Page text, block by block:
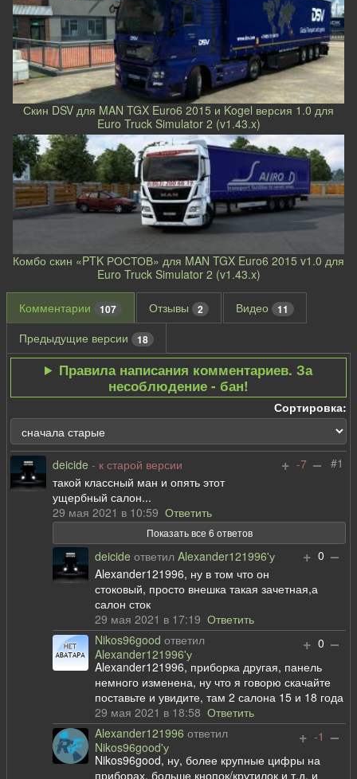
Скин DSV для MAN TGX Euro6 2015 и Kogel версия 1.0 для
Euro Truck Simulator 2 (v1.43.x)
Комбо скин «PTK РОСТОВ» для MAN TGX Euro6 2015 v1.0 для
Euro Truck Simulator 2 (v1.43.x)
Комментарии 107 Отзывы 2 Видео 11
Предыдущие версии 18
Правила написания комментариев. За
несоблюдение - бан!
Сортировка:
#1
+ -7 –
deicide - к старой версии
такой классный ман и опять этот
ущербный салон...
29 мая 2021 в 10:59Ответить
Показать все 6 ответов
+ 0 –
deicide ответилAlexander121996'у
Alexander121996, ну в том что он
стоковый, просто внешка такая зачетная,а
салон сток
29 мая 2021 в 17:19Ответить
+ 0 –
Nikos96good ответил
Alexander121996'у
Alexander121996, приборка другая, панель
немного изменена, ну что я говорю скачайте
поставьте и увидите, там 2 салона 15 и 18 года
29 мая 2021 в 18:58Ответить
+ -1 –
Alexander121996 ответил
Nikos96good'у
Nikos96good, ну, более крупные цифры на
приборах, больше кнопок/крутилок и т.д, и